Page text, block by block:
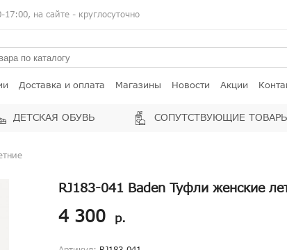
на сайте - круглосуточно
Доставка и оплата Магазины Новости Акции
ДЕТСКАЯ ОБУВЬ СОПУТСТВУЮЩИЕ
RJ183-041 Baden Туфли женские
4 300 р.